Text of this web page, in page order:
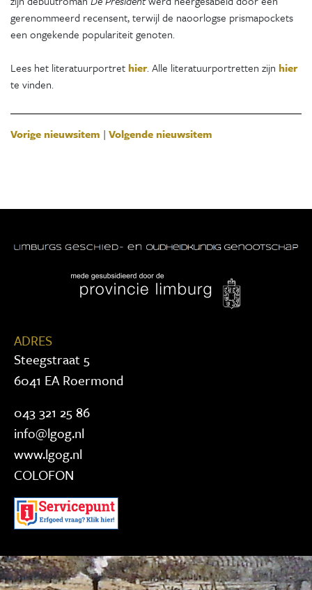
gerenommeerd recensent, terwijl de naoorlogse prismapockets
een ongekende populariteit genoten.
Lees het literatuurportrethier. Alle literatuurportretten zijn hier
te vinden.
Vorige nieuwsitem | Volgende nieuwsitem
ADRES
Steegstraat 5
6041 EA Roermond
043 321 25 86
info@lgog.nl
www.lgog.nl
COLOFON